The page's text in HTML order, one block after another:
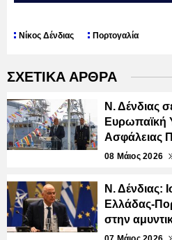
Νίκος Δένδιας Πορτογαλία
ΣΧΕΤΙΚΑ ΑΡΘΡΑ
Ν. Δένδιας
Ευρωπαϊκή
Ασφάλειας
08 Μάιος 2026
Ν. Δένδιας:
Ελλάδας-
στην